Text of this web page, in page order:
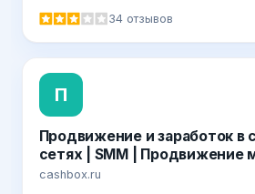
34 отзывов
П
Продвижение и заработок в
сетях | SММ | Продвижение
приложений
cashbox.ru